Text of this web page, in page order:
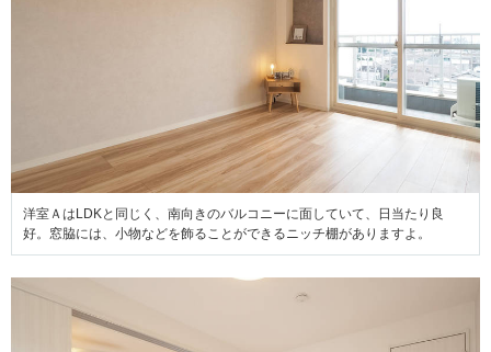
洋室ＡはLDKと同じく、南向きのバルコニーに面していて、日当たり良
好。窓脇には、小物などを飾ることができるニッチ棚がありますよ。